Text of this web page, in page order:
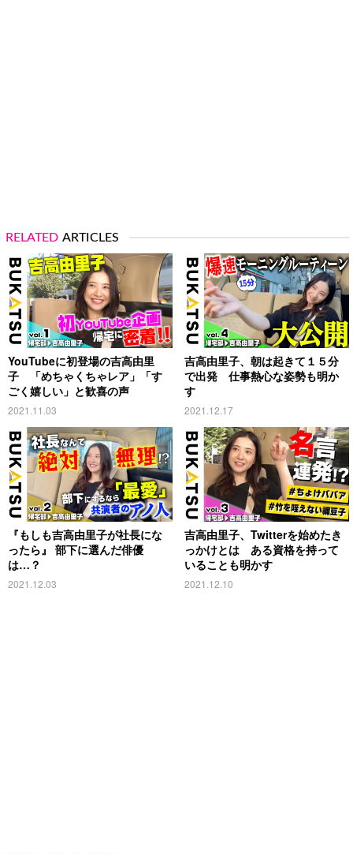
RELATED ARTICLES
YouTubeに初登場の吉高由里
子 「めちゃくちゃレア」「す
ごく嬉しい」と歓喜の声
2021.11.03
吉高由里子、朝は起きて１５分
で出発 仕事熱心な姿勢も明か
す
2021.12.17
『もしも吉高由里子が社長にな
ったら』 部下に選んだ俳優
は…？
2021.12.03
吉高由里子、Twitterを始めたき
っかけとは ある資格を持って
いることも明かす
2021.12.10